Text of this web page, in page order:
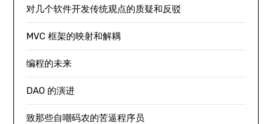
对几个软件开发传统观点的质疑和反驳
MVC 框架的映射和解耦
编程的未来
DAO 的演进
致那些自嘲码农的苦逼程序员